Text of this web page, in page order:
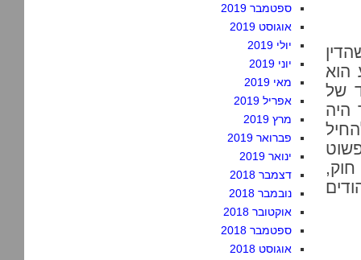
הוא
של
היה
ספטמבר 2019
אוגוסט 2019
יולי 2019
יוני 2019
מאי 2019
אפריל 2019
מרץ 2019
פברואר 2019
ינואר 2019
דצמבר 2018
נובמבר 2018
אוקטובר 2018
ספטמבר 2018
אוגוסט 2018